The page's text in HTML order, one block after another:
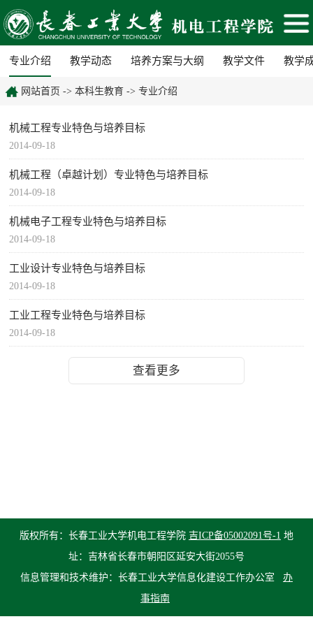
专业介绍 教学动态 培养方案与大纲 教学文件 教学
网站首页 -> 本科生教育 -> 专业介绍
机械工程专业特色与培养目标
2014-09-18
机械工程（卓越计划）专业特色与培养目标
2014-09-18
机械电子工程专业特色与培养目标
2014-09-18
工业设计专业特色与培养目标
2014-09-18
工业工程专业特色与培养目标
2014-09-18
查看更多
版权所有：长春工业大学机电工程学院 吉ICP备05002091号-1 地
址：吉林省长春市朝阳区延安大街2055号
信息管理和技术维护：长春工业大学信息化建设工作办公室 办
事指南